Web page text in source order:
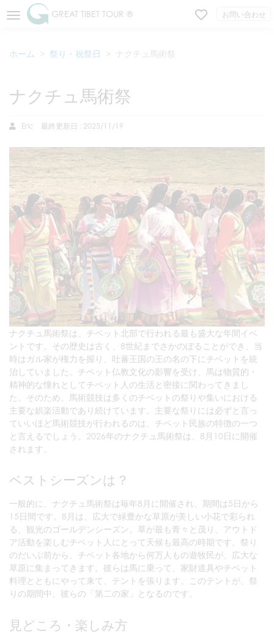
GREAT TIBET TOUR ® お問い合わせ
ホーム 祭り・祝祭日 ナクチュ馬術祭
ナクチュ馬術祭
Eric 最終更新日 : 2025/11/19
ナクチュ馬術祭は、チベット北部で行われる最も盛大な年間イベ
ントです。その歴史は古く、8世紀までさかのぼることができ、当
時はガル家が権力を握り、吐蕃王国の王の名の下にチベットを統
治していました。チベット仏教文化の影響を受け、馬は物質的・
精神的な憧れとしてチベット人の生活と密接に関わってきまし
た。そのため、馬術競技は多くのチベットの祭りや集いにおける
主要な娯楽活動であり続けています。主要な祭りには必ずと言っ
ていいほど馬術競技が行われるのは、チベット民族の特徴の一つ
と言えるでしょう。2026年のナクチュ馬術祭は、8月10日に開催
されます。
ベストシーズンは？
一般的に、ナクチュ馬術祭は毎年8月に開催され、期間は5日から
15日間です。8月は、広大で緑豊かな草原が美しい小花で彩られ
る、観光のゴールデンシーズン。草が最も青々と茂り、アウトド
ア活動を楽しむチベット人にとって天候も最高の時期です。祭り
のだいぶ前から、チベット各地から何万人もの遊牧民が、広大な
草原に集まってきます。彼らは馬に乗って、家財道具やチベット
料理とともにやって来て、テントを張ります。このテントが、祭
りの期間中、彼らの「第二の家」となるのです。
見どころ・楽しみ方